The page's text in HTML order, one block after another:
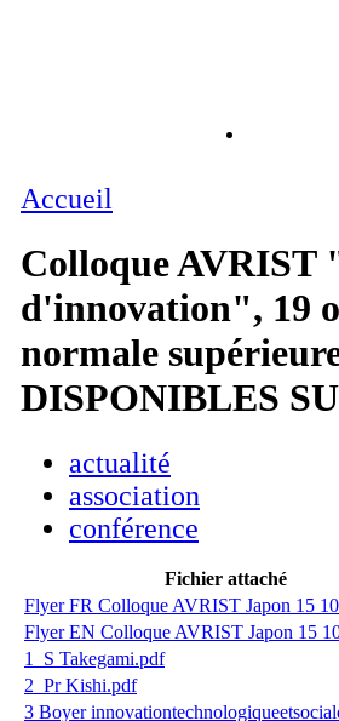
Accueil
Colloque AVRIST
d'innovation", 19
normale
DISPONIBLES
actualité
association
conférence
Fichier attaché
Flyer FR Colloque AVRIST Japon 15
Flyer EN Colloque AVRIST Japon 15
1_S Takegami.pdf
2_Pr Kishi.pdf
3 Boyer